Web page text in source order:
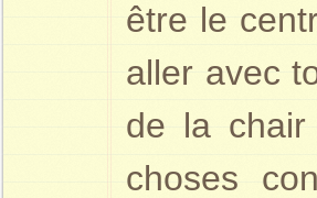
être le
aller avec
de la
choses